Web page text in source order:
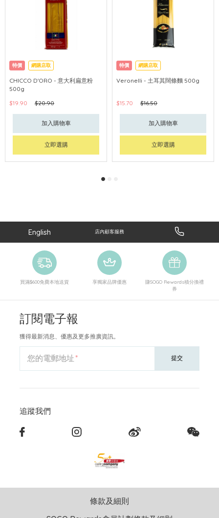
特價 網購店取
CHICCO D'ORO - 意大利扁意粉
500g
$19.90
$20.90
加入購物車
立即選購
特價 網購店取
Veronelli - 土耳其闊條麵 500g
$15.70 $16.50
加入購物車
立即選購
English 店內顧客服務
買滿$600免費本地送貨 享獨家品牌優惠
賺SOGO Rewards積分換禮
券
訂閱電子報
獲得最新消息、優惠及更多推廣資訊。
您的電郵地址 提交
追蹤我們
條款及細則